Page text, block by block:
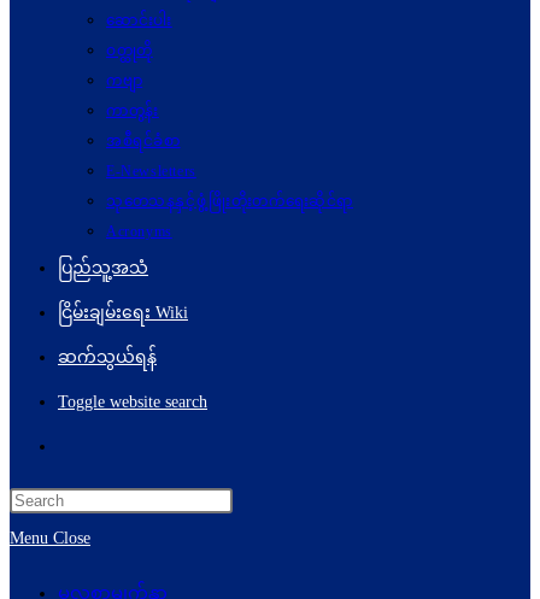
ဆောင်းပါး
ဝတ္ထုတို
ကဗျာ
ကာတွန်း
အစီရင်ခံစာ
E-Newsletters
သုတေသနနှင့်ဖွံ့ဖြိုးတိုးတက်ရေးဆိုင်ရာ
Acronyms
ပြည်သူ့အသံ
ငြိမ်းချမ်းရေး Wiki
ဆက်သွယ်ရန်
Toggle website search
Menu Close
မူလစာမျက်နှာ